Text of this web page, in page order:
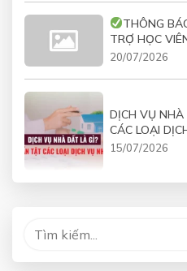
THÔNG
TRỢ HỌC
21/07/2026
20/07/2026
DỊCH VỤ
CÁC LOẠI
15/07/2026